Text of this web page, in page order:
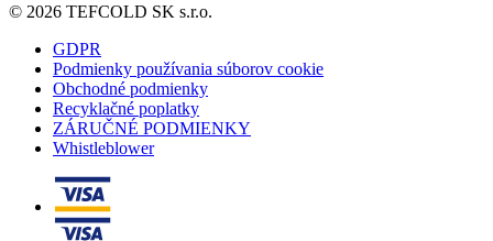
© 2026 TEFCOLD SK s.r.o.
GDPR
Podmienky používania súborov cookie
Obchodné podmienky
Recyklačné poplatky
ZÁRUČNÉ PODMIENKY
Whistleblower